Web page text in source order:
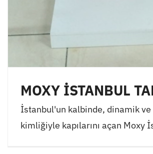
MOXY İSTANBUL
İstanbul'un kalbinde, dinamik ve
kimliğiyle kapılarını açan Moxy